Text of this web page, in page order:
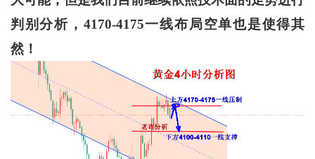
判别分析，4170-4175一线布局空单也是使得其
然！